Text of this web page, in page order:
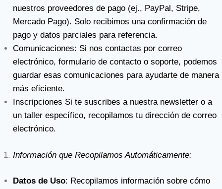
nuestros proveedores de pago (ej., PayPal, Stripe,
Mercado Pago). Solo recibimos una confirmación de
pago y datos parciales para referencia.
Comunicaciones: Si nos contactas por correo
electrónico, formulario de contacto o soporte, podemos
guardar esas comunicaciones para ayudarte de manera
más eficiente.
Inscripciones Si te suscribes a nuestra newsletter o a
un taller específico, recopilamos tu dirección de correo
electrónico.
Información que Recopilamos Automáticamente:
Datos de Uso: Recopilamos información sobre cómo